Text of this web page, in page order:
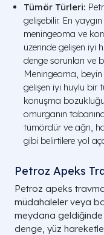
Tümör Türleri:
gelişebilir. En
meningeoma ve
üzerinde gelişen iyi
denge sorunları ve
Meningeoma,
gelişen iyi huylu bir
konuşma
omurganın
tümördür ve ağrı,
gibi belirtilere yol
Petroz Apeks
Petroz apeks
müdahaleler veya
meydana geldiğinde
denge, yüz